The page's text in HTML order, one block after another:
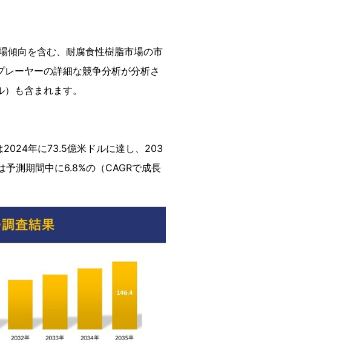
傾向を含む、耐腐食性樹脂市場の市
ーヤーの詳細な競争分析が分析さ
も含まれます。
2024年に73.5億米ドルに達し、203
測期間中に6.8%の（CAGRで成長